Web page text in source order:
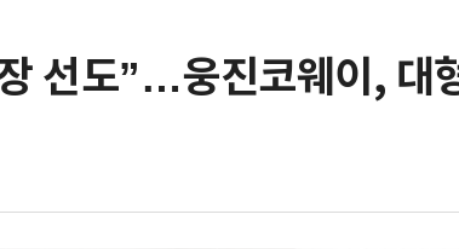
선도”…웅진코웨이, 대